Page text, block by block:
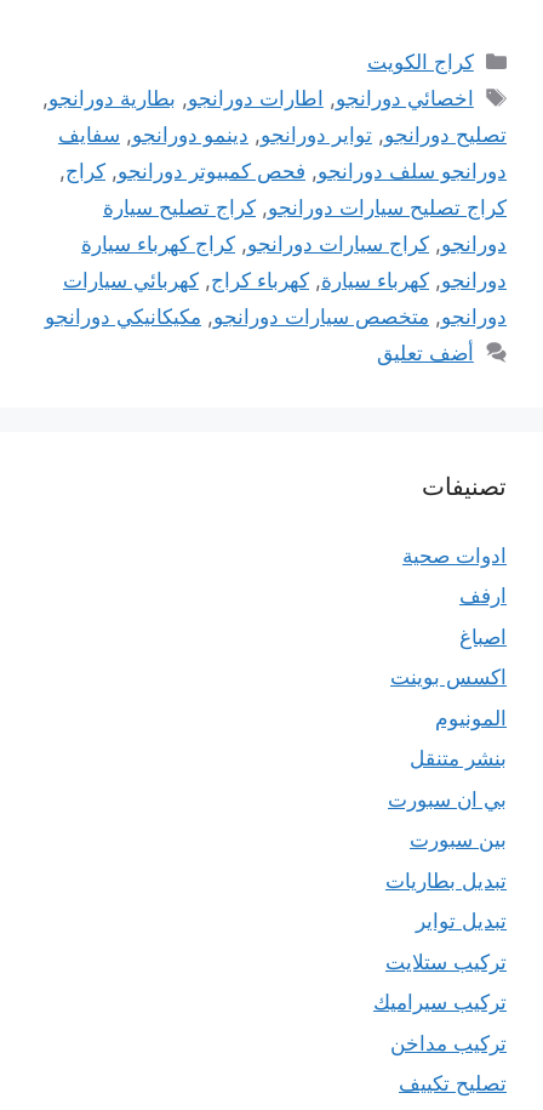
التصنيفات
كراج الكويت
الوسوم
اخصائي دورانجو, اطارات دورانجو, بطارية دورانجو,
تصليح دورانجو, تواير دورانجو, دينمو دورانجو, سفايف
دورانجو سلف دورانجو, فحص كمبيوتر دورانجو, كراج,
كراج تصليح سيارات دورانجو, كراج تصليح سيارة
دورانجو, كراج سيارات دورانجو, كراج كهرباء سيارة
دورانجو, كهرباء سيارة, كهرباء كراج, كهربائي سيارات
دورانجو, متخصص سيارات دورانجو, مكيكانيكي دورانجو
أضف تعليق
تصنيفات
ادوات صحية
ارفف
اصباغ
اكسس بوينت
المونيوم
بنشر متنقل
بي ان سبورت
بين سبورت
تبديل بطاريات
تبديل تواير
تركيب ستلايت
تركيب سيراميك
تركيب مداخن
تصليح تكييف